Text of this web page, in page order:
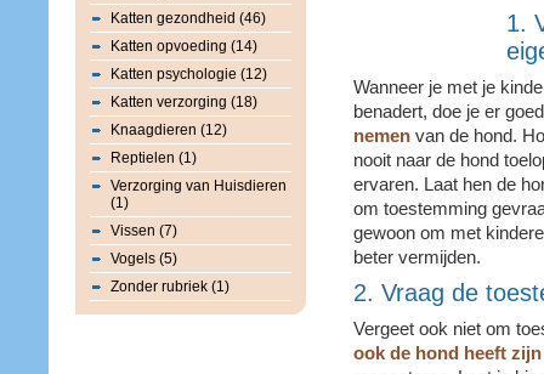
Katten gezondheid (46)
Katten opvoeding (14)
Katten psychologie (12)
Katten verzorging (18)
Knaagdieren (12)
Reptielen (1)
Verzorging van Huisdieren
(1)
Vissen (7)
Vogels (5)
Zonder rubriek (1)
1.
Wanneer je met je
benadert, doe je er
nemenvan de hond.
nooit naar de hond
ervaren. Laat hen de
om toestemming
gewoon om met
beter vermijden.
2. Vraag de
Vergeet ook niet om
ook de hond heeft